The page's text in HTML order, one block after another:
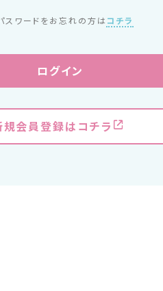
スワードをお忘れの方は コチラ
ログイン
規会員登録はコチラ